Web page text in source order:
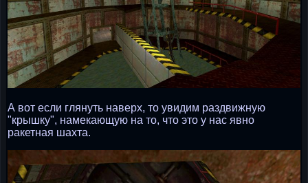
А вот если глянуть наверх, то увидим раздвижную
"крышку", намекающую на то, что это у нас явно
ракетная шахта.